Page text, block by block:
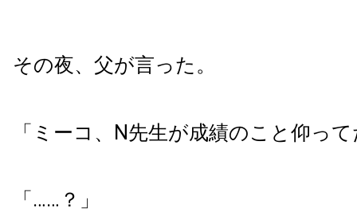
その夜、父が言った。
「ミーコ、N先生が成績のこと仰っ
「……？」